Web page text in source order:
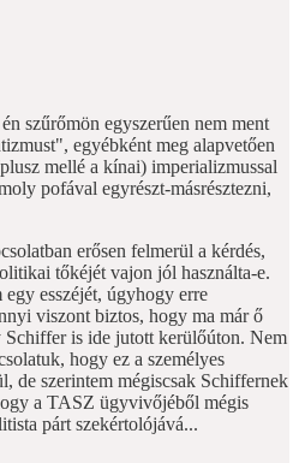
szűrőmön egyszerűen nem ment
egyébként meg alapvetően
mellé a kínai) imperializmussal
pofával egyrészt-másrésztezni,
erősen felmerül a kérdés,
tőkéjét vajon jól használta-e.
esszéjét, úgyhogy erre
viszont biztos, hogy ma már ő
is ide jutott kerülőúton. Nem
hogy ez a személyes
de szerintem mégiscsak Schiffernek
a TASZ ügyvivőjéből mégis
párt szekértolójává...